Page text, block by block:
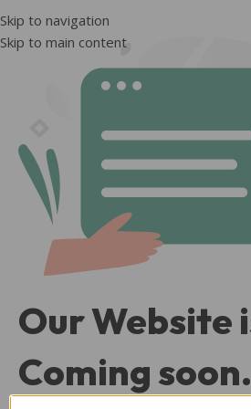
Skip to navigation
Skip to main content
Our Website
Coming soon.